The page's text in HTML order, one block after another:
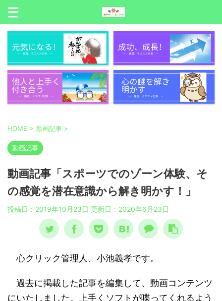
HOME > 動画記事 >
動画記事
動画記事「スポーツでのゾーン体験、そ
の感覚を潜在意識から解き明かす！」
投稿日：2019年10月23日 更新日： 2020年6月23日
心クリック管理人、小池義孝です。
過去に掲載した記事を編集して、動画コンテンツ
にいたしました。上手くソフトが喋ってくれるよう